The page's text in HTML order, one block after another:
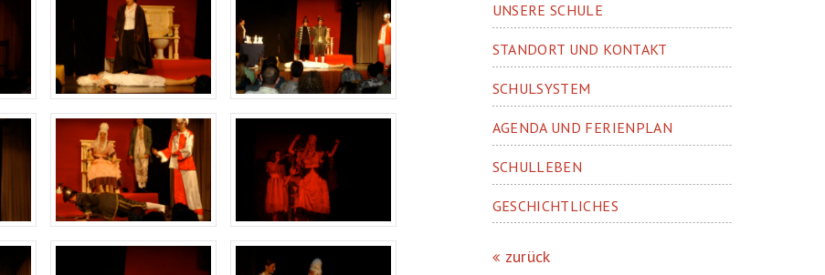
UNSERE SCHULE
STANDORT UND KONTAKT
SCHULSYSTEM
AGENDA UND FERIENPLAN
SCHULLEBEN
GESCHICHTLICHES
zurück